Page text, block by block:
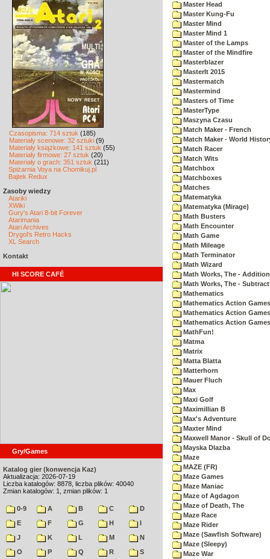
Czasopisma: 714 sztuk (185)
Materiały scenowe: 32 sztuki (9)
Materiały książkowe: 141 sztuk (55)
Materiały firmowe: 27 sztuk (20)
Materiały o grach: 351 sztuk (211)
Spiżarnia Voya na Chomikuj.pl
Bajtek Redux
Zasoby wiedzy
Atariki
XWiki
Gury's Atari 8-bit Forever
Atarimania
Atari Archives
Drygol's Retro Hacks
XL Search
Kontakt
HI SCORE CAFÉ
Gry/Games
Katalog gier (konwencja Kaz)
Aktualizacja: 2026-07-19
Liczba katalogów: 8878, liczba plików: 40040
Zmian katalogów: 1, zmian plików: 1
0-9 A B C
D
E
F G H
I
J
K L M
N
O
P Q R
S
Master Head
Master Kung-Fu
Master Mind
Master Mind 1
Master of the Lamps
Master of the Mindfire
Masterblazer
MasterIt 2015
Mastermatch
Mastermind
Masters of Time
MasterType
Maszyna Czasu
Match Maker - French
Match Maker - World
Match Racer
Match Wits
Matchbox
Matchboxes
Matches
Matematyka
Matematyka (Mirage)
Math Busters
Math Encounter
Math Game
Math Mileage
Math Terminator
Math Wizard
Math Works, The - Addition
Math Works, The -
Mathematics
Mathematics Action
Mathematics Action
Mathematics Action
MathFun!
Matma
Matrix
Matta Blatta
Matterhorn
Mauer Fluch
Max
Maxi Golf
Maximillian B
Max's Adventure
Maxter Mind
Maxwell Manor - Skull of
Mayska Dlazba
Maze
MAZE (FR)
Maze Games
Maze Maniac
Maze of Agdagon
Maze of Death, The
Maze Race
Maze Rider
Maze (Sawfish Software)
Maze (Sleepy)
Maze War